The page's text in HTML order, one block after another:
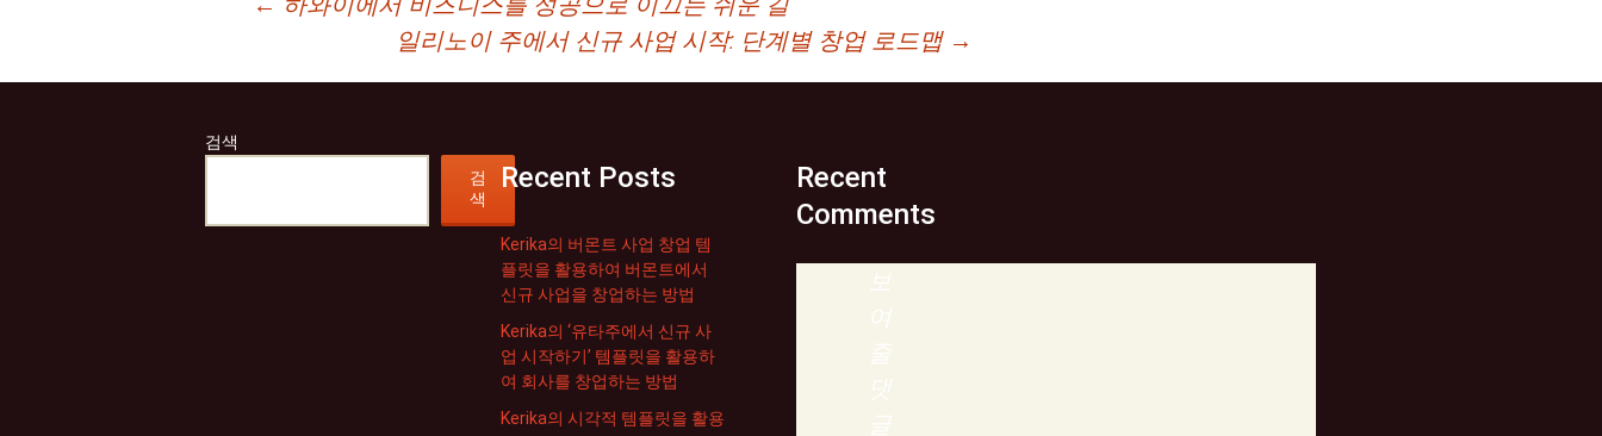
일리노이 주에서 신규 사업 시작: 단계별 창업 로드맵 →
검색
검
색
Recent Posts
Kerika의 버몬트 사업 창업 템
플릿을 활용하여 버몬트에서
신규 사업을 창업하는 방법
Kerika의 ‘유타주에서 신규 사
업 시작하기’ 템플릿을 활용하
여 회사를 창업하는 방법
Kerika의 시각적 템플릿을 활용
Recent
Comments
보
여
줄
댓
글